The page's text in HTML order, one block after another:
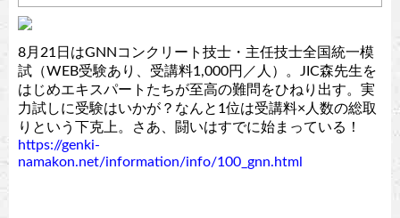
8月21日はGNNコンクリート技士・主任技士全国統一模
試（WEB受験あり、受講料1,000円／人）。JIC森先生を
はじめエキスパートたちが至高の難問をひねり出す。実
力試しに受験はいかが？なんと1位は受講料×人数の総取
りという下克上。さあ、闘いはすでに始まっている！
https://genki-
namakon.net/information/info/100_gnn.html